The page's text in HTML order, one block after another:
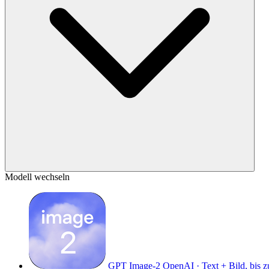
Modell wechseln
GPT Image-2 OpenAI · Text + Bild, bis